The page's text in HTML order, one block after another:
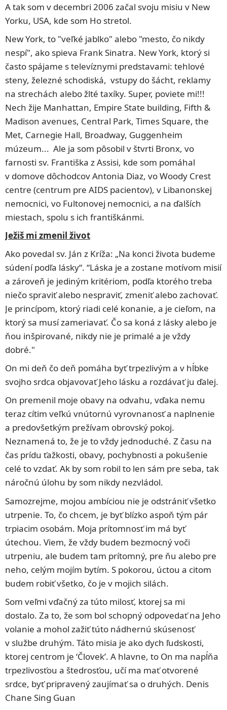
A tak som v decembri 2006 začal svoju misiu v New
Yorku, USA, kde som Ho stretol.
New York, to "veľké jablko" alebo "mesto, čo nikdy
nespí", ako spieva Frank Sinatra. New York, ktorý si
často spájame s televíznymi predstavami: tehlové
steny, železné schodiská, vstupy do šácht, reklamy
na strechách alebo žlté taxíky. Super, poviete mi!!!
Nech žije Manhattan, Empire State building, Fifth &
Madison avenues, Central Park, Times Square, the
Met, Carnegie Hall, Broadway, Guggenheim
múzeum... Ale ja som pôsobil v štvrti Bronx, vo
farnosti sv. Františka z Assisi, kde som pomáhal
v domove dôchodcov Antonia Diaz, vo Woody Crest
centre (centrum pre AIDS pacientov), v Libanonskej
nemocnici, vo Fultonovej nemocnici, a na ďalších
miestach, spolu s ich františkánmi.
Ježiš mi zmenil život
Ako povedal sv. Ján z Kríža: „Na konci života budeme
súdení podľa lásky“. “Láska je a zostane motívom misií
a zároveň je jediným kritériom, podľa ktorého treba
niečo spraviť alebo nespraviť, zmeniť alebo zachovať.
Je princípom, ktorý riadi celé konanie, a je cieľom, na
ktorý sa musí zameriavať. Čo sa koná z lásky alebo je
ňou inšpirované, nikdy nie je primalé a je vždy
dobré."
On mi deň čo deň pomáha byť trpezlivým a v hĺbke
svojho srdca objavovať Jeho lásku a rozdávať ju ďalej.
On premenil moje obavy na odvahu, vďaka nemu
teraz cítim veľkú vnútornú vyrovnanosť a naplnenie
a predovšetkým prežívam obrovský pokoj.
Neznamená to, že je to vždy jednoduché. Z času na
čas prídu ťažkosti, obavy, pochybnosti a pokušenie
celé to vzdať. Ak by som robil to len sám pre seba, tak
náročnú úlohu by som nikdy nezvládol.
Samozrejme, mojou ambíciou nie je odstrániť všetko
utrpenie. To, čo chcem, je byť blízko aspoň tým pár
trpiacim osobám. Moja prítomnosť im má byť
útechou. Viem, že vždy budem bezmocný voči
utrpeniu, ale budem tam prítomný, pre ňu alebo pre
neho, celým mojím bytím. S pokorou, úctou a citom
budem robiť všetko, čo je v mojich silách.
Som veľmi vďačný za túto milosť, ktorej sa mi
dostalo. Za to, že som bol schopný odpovedať na Jeho
volanie a mohol zažiť túto nádhernú skúsenosť
v službe druhým. Táto misia je ako dych ľudskosti,
ktorej centrom je ‘Človek’. A hlavne, to On ma napĺňa
trpezlivosťou a štedrosťou, učí ma mať otvorené
srdce, byť pripravený zaujímať sa o druhých. Denis
Chane Sing Guan